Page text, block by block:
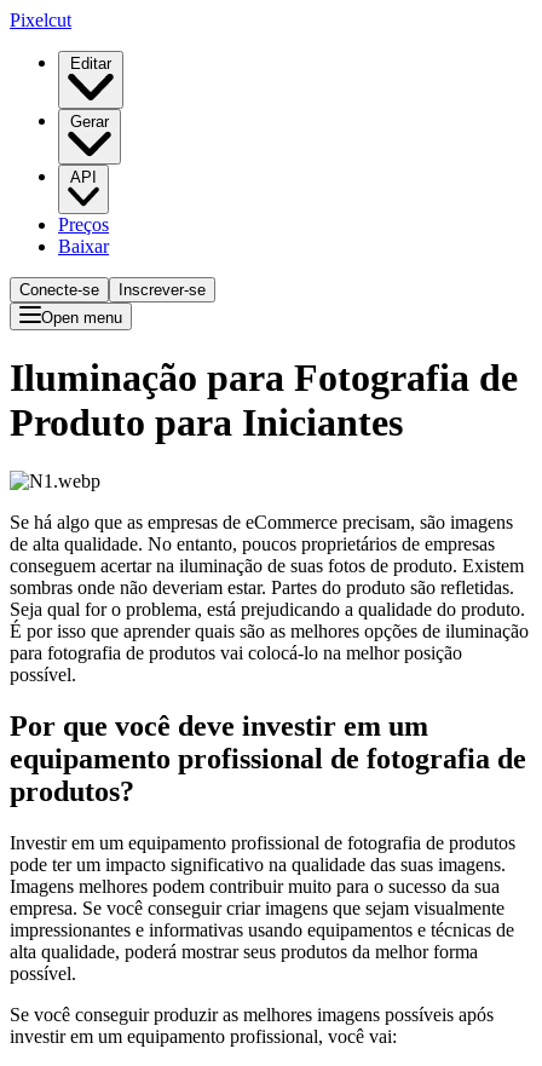
Pixelcut
Editar
Gerar
API
Preços
Baixar
Conecte-se
Inscrever-se
Open menu
Iluminação para Fotografia de
Produto para Iniciantes
Se há algo que as empresas de eCommerce precisam, são imagens
de alta qualidade. No entanto, poucos proprietários de empresas
conseguem acertar na iluminação de suas fotos de produto. Existem
sombras onde não deveriam estar. Partes do produto são refletidas.
Seja qual for o problema, está prejudicando a qualidade do produto.
É por isso que aprender quais são as melhores opções de iluminação
para fotografia de produtos vai colocá-lo na melhor posição
possível.
Por que você deve investir em um
equipamento profissional de fotografia de
produtos?
Investir em um equipamento profissional de fotografia de produtos
pode ter um impacto significativo na qualidade das suas imagens.
Imagens melhores podem contribuir muito para o sucesso da sua
empresa. Se você conseguir criar imagens que sejam visualmente
impressionantes e informativas usando equipamentos e técnicas de
alta qualidade, poderá mostrar seus produtos da melhor forma
possível.
Se você conseguir produzir as melhores imagens possíveis após
investir em um equipamento profissional, você vai: